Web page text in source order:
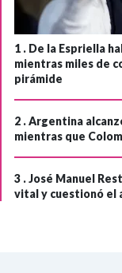
1 . De la Espriella
mientras miles de
pirámide
2 .Argentina
mientras que
3 .José Manuel
vital y cuestionó el